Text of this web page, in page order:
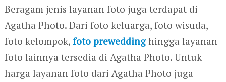
Beragam jenis layanan foto juga terdapat di
Agatha Photo. Dari foto keluarga, foto wisuda,
foto kelompok, foto preweddinghingga layanan
foto lainnya tersedia di Agatha Photo. Untuk
harga layanan foto dari Agatha Photo juga